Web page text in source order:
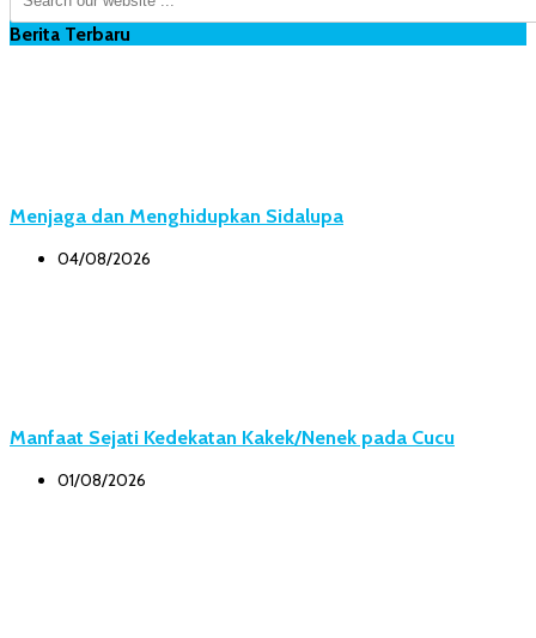
Berita Terbaru
Menjaga dan Menghidupkan Sidalupa
04/08/2026
Manfaat Sejati Kedekatan Kakek/Nenek pada Cucu
01/08/2026